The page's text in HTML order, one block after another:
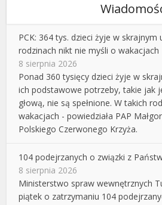
PCK: 364 tys. dzieci żyje w skrajnym
rodzinach nikt nie myśli o wakacjach
8 sierpnia 2026
Ponad 360 tysięcy dzieci żyje w
ich podstawowe potrzeby, takie jak
głową, nie są spełnione. W takich
wakacjach - powiedziała PAP
Polskiego Czerwonego Krzyża.
104 podejrzanych o związki z
8 sierpnia 2026
Ministerstwo spraw wewnętrznych
piątek o zatrzymaniu 104